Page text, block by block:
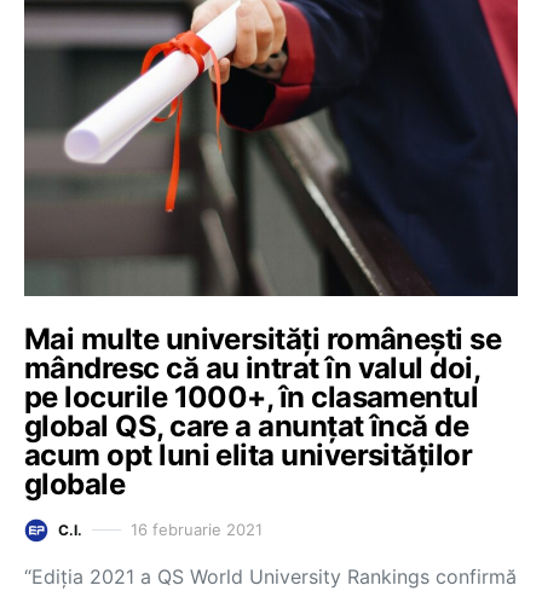
Mai multe universități românești se
mândresc că au intrat în valul doi,
pe locurile 1000+, în clasamentul
global QS, care a anunțat încă de
acum opt luni elita universităților
globale
C.I. 16 februarie 2021
“Ediția 2021 a QS World University Rankings confirmă